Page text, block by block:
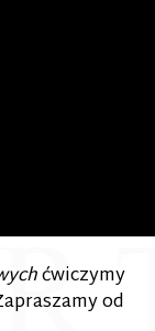
ćwiczymy
od